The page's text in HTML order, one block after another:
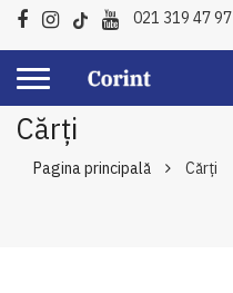
021 319 47 97
Cărți
Pagina principală Cărți